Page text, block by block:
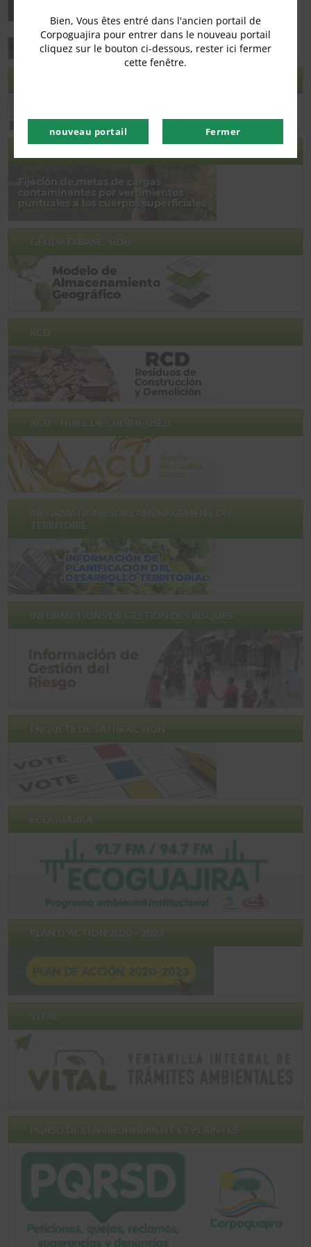
GÉODATABASE -GDB
RCD
ACU – HUILE DE CUISINE USED
TERRITOIRE
INFORMATIONS DE GESTION DES RISQUES
ENQUÊTE DE SATISFACTION
ECOGUAJIRA
PLAN D'ACTION 2020 – 2023
VITAL
PQRSD DE L'ENVIRONNEMENT ET PLAINTES
Bien, Vous êtes entré dans l'ancien portail de
Corpoguajira pour entrer dans le nouveau portail
cliquez sur le bouton ci-dessous, rester ici fermer
cette fenêtre.
nouveau portail Fermer